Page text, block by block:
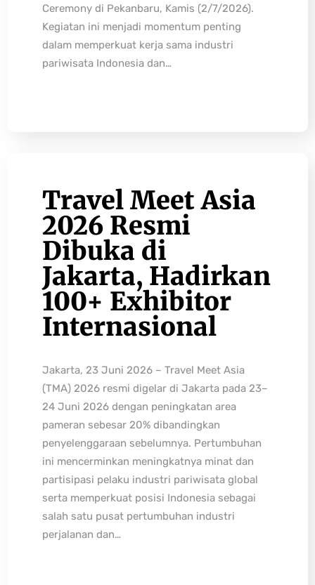
Ceremony di Pekanbaru, Kamis (2/7/2026).
Kegiatan ini menjadi momentum penting
dalam memperkuat kerja sama industri
pariwisata Indonesia dan…
Travel Meet Asia
2026 Resmi
Dibuka di
Jakarta, Hadirkan
100+ Exhibitor
Internasional
Jakarta, 23 Juni 2026 – Travel Meet Asia
(TMA) 2026 resmi digelar di Jakarta pada 23–
24 Juni 2026 dengan peningkatan area
pameran sebesar 20% dibandingkan
penyelenggaraan sebelumnya. Pertumbuhan
ini mencerminkan meningkatnya minat dan
partisipasi pelaku industri pariwisata global
serta memperkuat posisi Indonesia sebagai
salah satu pusat pertumbuhan industri
perjalanan dan…